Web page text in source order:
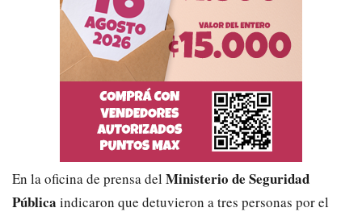
En la oficina de prensa del Ministerio de Seguridad
Pública indicaron que detuvieron a tres personas por el